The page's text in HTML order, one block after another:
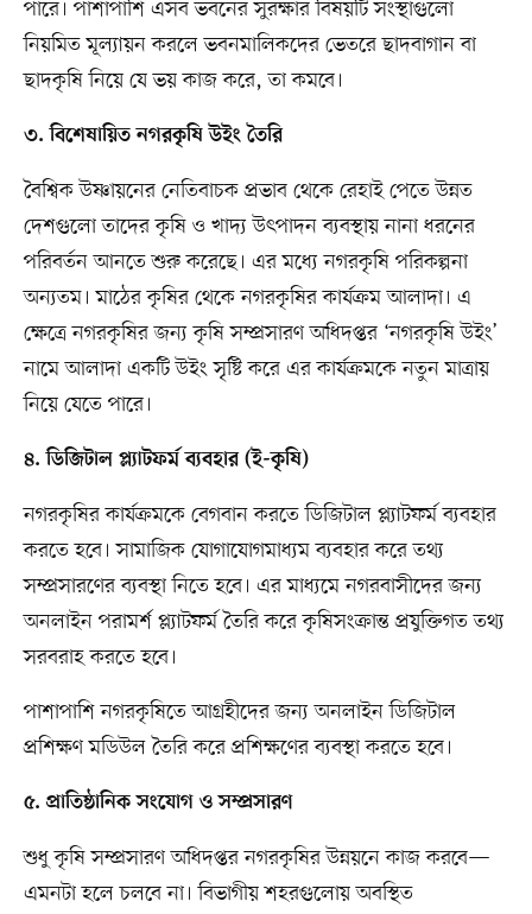
পারে। পাশাপাশি এসব ভবনের সুরক্ষার বিষয়টি সংস্থাগুলো
নিয়মিত মূল্যায়ন করলে ভবনমালিকদের ভেতরে ছাদবাগান বা
ছাদকৃষি নিয়ে যে ভয় কাজ করে, তা কমবে।
৩. বিশেষায়িত নগরকৃষি উইং তৈরি
বৈশ্বিক উষ্ণায়নের নেতিবাচক প্রভাব থেকে রেহাই পেতে উন্নত
দেশগুলো তাদের কৃষি ও খাদ্য উৎপাদন ব্যবস্থায় নানা ধরনের
পরিবর্তন আনতে শুরু করেছে। এর মধ্যে নগরকৃষি পরিকল্পনা
অন্যতম। মাঠের কৃষির থেকে নগরকৃষির কার্যক্রম আলাদা। এ
ক্ষেত্রে নগরকৃষির জন্য কৃষি সম্প্রসারণ অধিদপ্তর ‘নগরকৃষি উইং’
নামে আলাদা একটি উইং সৃষ্টি করে এর কার্যক্রমকে নতুন মাত্রায়
নিয়ে যেতে পারে।
৪. ডিজিটাল প্ল্যাটফর্ম ব্যবহার (ই-কৃষি)
নগরকৃষির কার্যক্রমকে বেগবান করতে ডিজিটাল প্ল্যাটফর্ম ব্যবহার
করতে হবে। সামাজিক যোগাযোগমাধ্যম ব্যবহার করে তথ্য
সম্প্রসারণের ব্যবস্থা নিতে হবে। এর মাধ্যমে নগরবাসীদের জন্য
অনলাইন পরামর্শ প্ল্যাটফর্ম তৈরি করে কৃষিসংক্রান্ত প্রযুক্তিগত তথ্য
সরবরাহ করতে হবে।
পাশাপাশি নগরকৃষিতে আগ্রহীদের জন্য অনলাইন ডিজিটাল
প্রশিক্ষণ মডিউল তৈরি করে প্রশিক্ষণের ব্যবস্থা করতে হবে।
৫. প্রাতিষ্ঠানিক সংযোগ ও সম্প্রসারণ
শুধু কৃষি সম্প্রসারণ অধিদপ্তর নগরকৃষির উন্নয়নে কাজ করবে—
এমনটা হলে চলবে না। বিভাগীয় শহরগুলোয় অবস্থিত